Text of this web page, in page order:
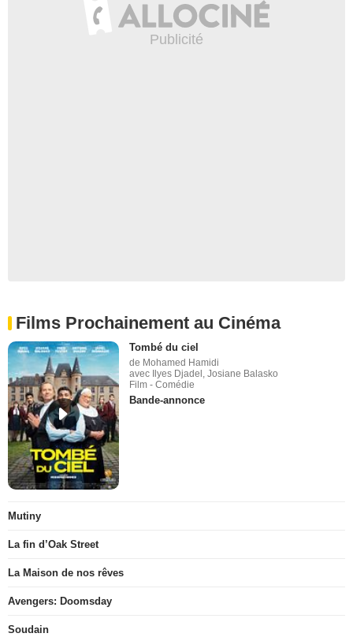
Films Prochainement au Cinéma
Tombé du ciel
de Mohamed Hamidi
avec Ilyes Djadel, Josiane Balasko
Film - Comédie
Bande-annonce
Mutiny
La fin d’Oak Street
La Maison de nos rêves
Avengers: Doomsday
Soudain